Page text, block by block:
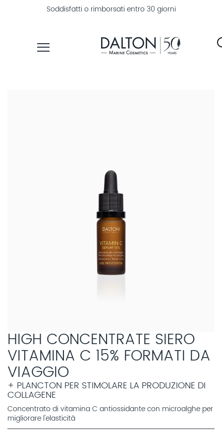
Soddisfatti o rimborsati entro 30 giorni
HIGH CONCENTRATE SIERO
VITAMINA C 15% FORMATI DA
VIAGGIO
+ PLANCTON PER STIMOLARE LA PRODUZIONE DI
COLLAGENE
Concentrato di vitamina C antiossidante con microalghe per
migliorare l'elasticità